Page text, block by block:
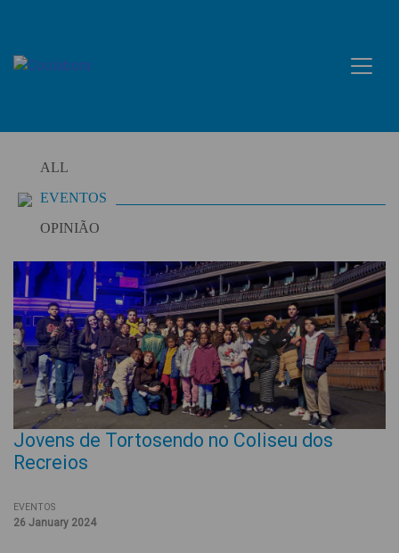
content
ALL
EVENTOS
OPINIÃO
Jovens de Tortosendo no Coliseu dos
Recreios
EVENTOS
26 January 2024